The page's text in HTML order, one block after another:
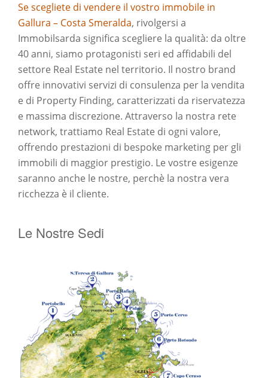
Se scegliete di vendere il vostro immobile in
Gallura – Costa Smeralda, rivolgersi a
Immobilsarda significa scegliere la qualità: da oltre
40 anni, siamo protagonisti seri ed affidabili del
settore Real Estate nel territorio. Il nostro brand
offre innovativi servizi di consulenza per la vendita
e di Property Finding, caratterizzati da riservatezza
e massima discrezione. Attraverso la nostra rete
network, trattiamo Real Estate di ogni valore,
offrendo prestazioni di bespoke marketing per gli
immobili di maggior prestigio. Le vostre esigenze
saranno anche le nostre, perchè la nostra vera
ricchezza è il cliente.
Le Nostre Sedi